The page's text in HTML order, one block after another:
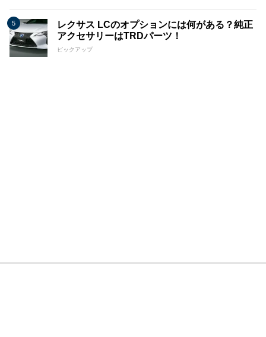
レクサス LCのオプションには何がある？純正
アクセサリーはTRDパーツ！
ピックアップ